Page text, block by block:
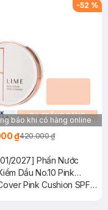
-52 %
báo khi có hàng online
₫420.000 ₫
2027] Phấn Nước
Dầu No.10 Pink
Da Trắng Sáng 20g
Pink Cushion SPF